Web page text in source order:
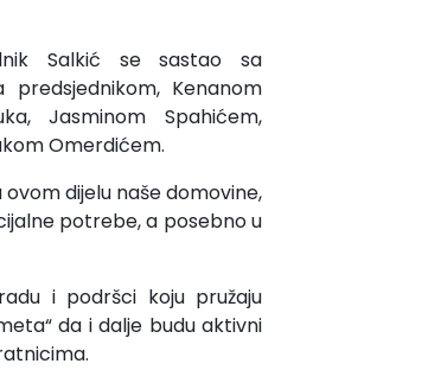
Salkić se sastao sa
Kenanom
Jasminom Spahićem,
Omerdićem.
dijelu naše domovine,
potrebe, a posebno u
i podršci koju pružaju
da i dalje budu aktivni